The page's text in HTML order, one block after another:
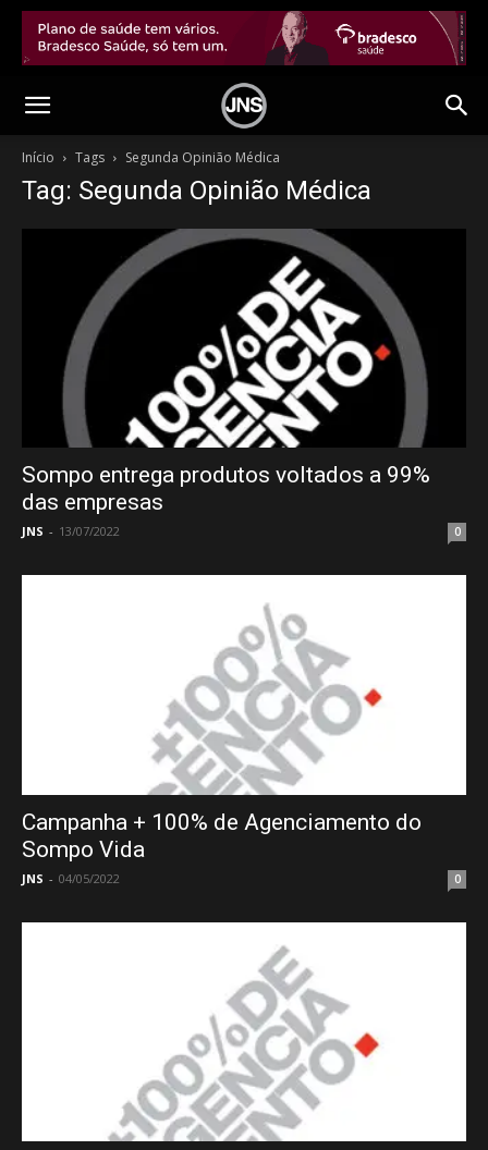
Início Tags Segunda Opinião Médica
Tag: Segunda Opinião Médica
Sompo entrega produtos voltados a 99%
das empresas
JNS - 13/07/2022 0
Campanha + 100% de Agenciamento do
Sompo Vida
JNS - 04/05/2022 0